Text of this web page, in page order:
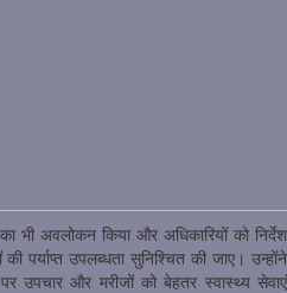
भी अवलोकन किया और अधिकारियों को निर्देश
पर्याप्त उपलब्धता सुनिश्चित की जाए। उन्होंने
उपचार और मरीजों को बेहतर स्वास्थ्य सेवाएं